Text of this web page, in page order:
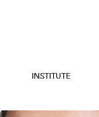
INSTITUTE